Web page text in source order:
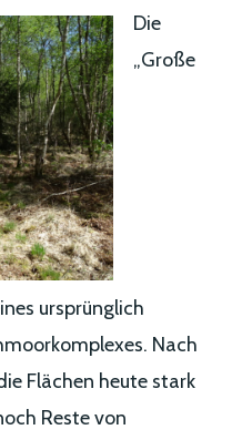
Die
„Große
ursprünglich
Nach
Flächen heute stark
Reste von